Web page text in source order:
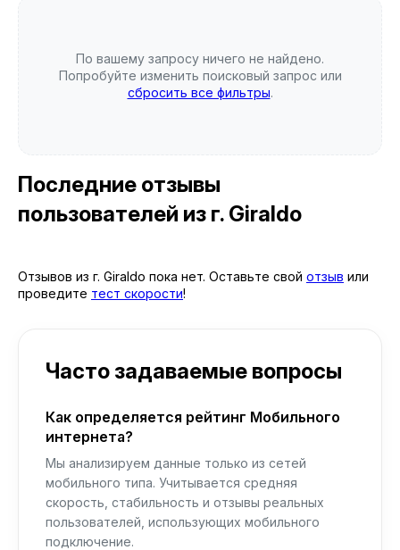
По вашему запросу ничего не найдено.
Попробуйте изменить поисковый запрос или
сбросить все фильтры.
Последние отзывы
пользователей из г. Giraldo
Отзывов из г. Giraldo пока нет. Оставьте свой отзыв или
проведите тест скорости!
Часто задаваемые вопросы
Как определяется рейтинг Мобильного
интернета?
Мы анализируем данные только из сетей
мобильного типа. Учитывается средняя
скорость, стабильность и отзывы реальных
пользователей, использующих мобильного
подключение.